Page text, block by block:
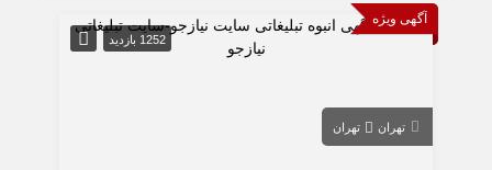
آگهی ویژه
1252 بازدید
تهران تهران